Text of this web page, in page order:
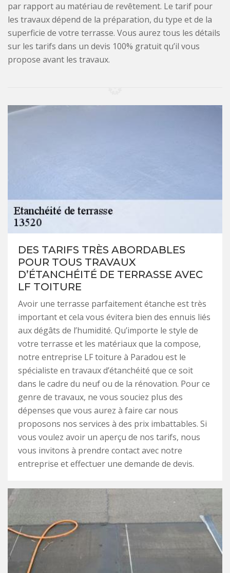
par rapport au matériau de revêtement. Le tarif pour
les travaux dépend de la préparation, du type et de la
superficie de votre terrasse. Vous aurez tous les détails
sur les tarifs dans un devis 100% gratuit qu’il vous
propose avant les travaux.
DES TARIFS TRÈS ABORDABLES
POUR TOUS TRAVAUX
D’ÉTANCHÉITÉ DE TERRASSE AVEC
LF TOITURE
Avoir une terrasse parfaitement étanche est très
important et cela vous évitera bien des ennuis liés
aux dégâts de l’humidité. Qu’importe le style de
votre terrasse et les matériaux que la compose,
notre entreprise LF toiture à Paradou est le
spécialiste en travaux d’étanchéité que ce soit
dans le cadre du neuf ou de la rénovation. Pour ce
genre de travaux, ne vous souciez plus des
dépenses que vous aurez à faire car nous
proposons nos services à des prix imbattables. Si
vous voulez avoir un aperçu de nos tarifs, nous
vous invitons à prendre contact avec notre
entreprise et effectuer une demande de devis.